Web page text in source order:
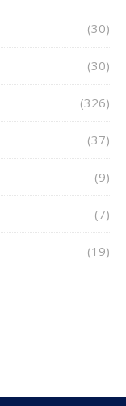
(30)
(30)
(326)
(37)
(9)
(7)
(19)